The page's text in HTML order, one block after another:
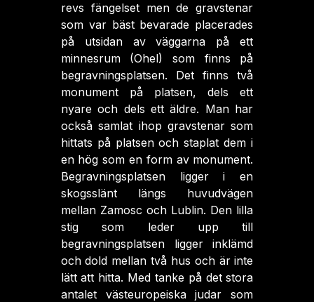
revs fängelset men de gravstenar
som var bäst bevarade placerades
på utsidan av väggarna på ett
minnesrum (Ohel) som finns på
begravningsplatsen. Det finns två
monument på platsen, dels ett
nyare och dels ett äldre. Man har
också samlat ihop gravstenar som
hittats på platsen och staplat dem i
en hög som en form av monument.
Begravningsplatsen ligger i en
skogsslänt längs huvudvägen
mellan Zamosc och Lublin. Den lilla
stig som leder upp till
begravningsplatsen ligger inklämd
och dold mellan två hus och är inte
lätt att hitta. Med tanke på det stora
antalet västeuropeiska judar som